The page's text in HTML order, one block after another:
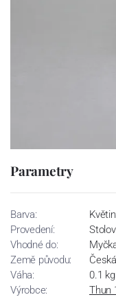
Parametry
Barva:
Provedení:
Vhodné do:
Země původu:
Váha:
0.1 kg
Výrobce:
Thun